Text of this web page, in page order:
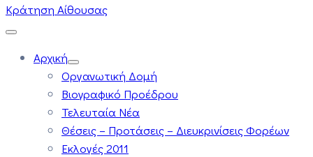
Κράτηση Αίθουσας
Αρχική
Οργανωτική Δομή
Βιογραφικό Προέδρου
Τελευταία Νέα
Θέσεις – Προτάσεις – Διευκρινίσεις Φορέων
Εκλογές 2011